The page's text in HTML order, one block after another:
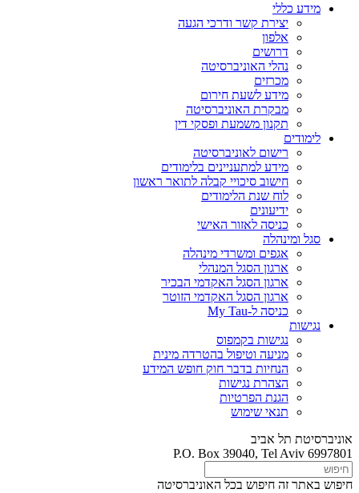
מידע כללי
יצירת קשר ודרכי הגעה
אלפון
דרושים
נהלי האוניברסיטה
מכרזים
מידע לשעת חירום
מבקרת האוניברסיטה
תקנון משמעת ופסקי דין
לימודים
רישום לאוניברסיטה
מידע למתעניינים בלימודים
חישוב סיכויי קבלה לתואר ראשון
לוח שנת הלימודים
ידיעונים
כניסה לאזור האישי
סגל ומינהלה
אגפים ומשרדי מינהלה
ארגון הסגל המנהלי
ארגון הסגל האקדמי הבכיר
ארגון הסגל האקדמי הזוטר
כניסה ל-My Tau
נגישות
נגישות בקמפוס
מניעה וטיפול בהטרדה מינית
הנחיות בדבר חוק חופש המידע
הצהרת נגישות
הגנת הפרטיות
תנאי שימוש
אוניברסיטת תל אביב
P.O. Box 39040, Tel Aviv 6997801
חיפוש באתר זה חיפוש בכל האוניברסיטה